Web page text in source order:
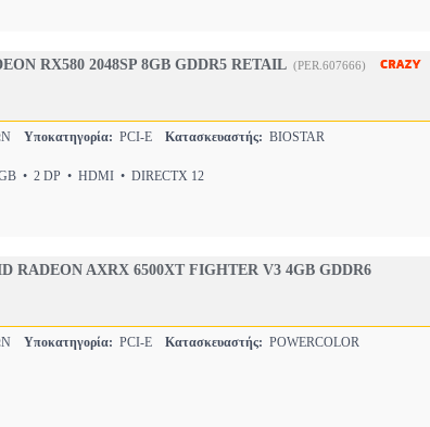
RX580 2048SP 8GB GDDR5 RETAIL (PER.607666)
Υποκατηγορία: PCI-E Κατασκευαστής: BIOSTAR
• 2 DP • HDMI • DIRECTX 12
RADEON AXRX 6500XT FIGHTER V3 4GB GDDR6
Υποκατηγορία: PCI-E Κατασκευαστής: POWERCOLOR